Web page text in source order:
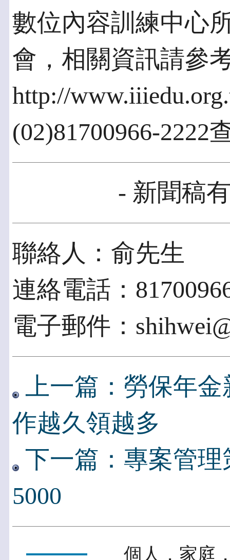
數位內容訓練中心
會，相關資訊請參
http://
(02)81700966-2222
- 新聞稿
聯絡人：俞先生
連絡電話：
電子郵件：
上一篇：勞保年
作越久領越多
下一篇：專案管
5000
個人．家庭